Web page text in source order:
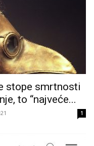
stope smrtnosti
to “najveće...
1